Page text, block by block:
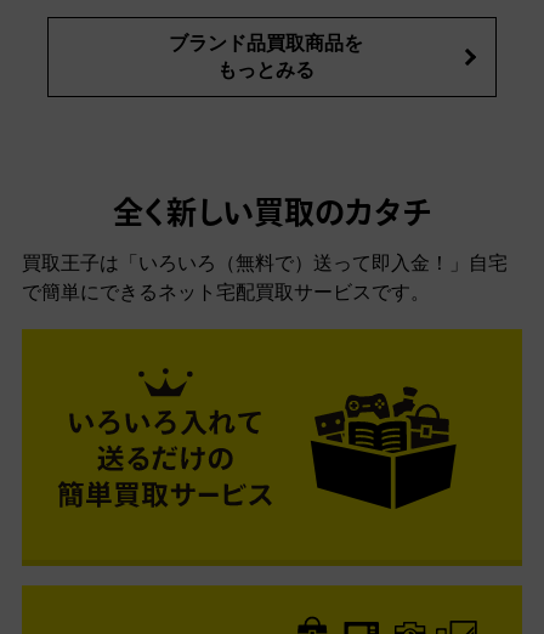
ブランド品買取商品を
もっとみる
全く新しい買取のカタチ
買取王子は「いろいろ（無料で）送って即入金！」自宅
で簡単にできるネット宅配買取サービスです。